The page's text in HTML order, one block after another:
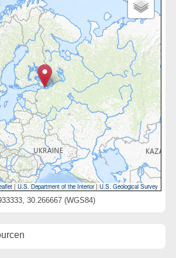
| U.S. Department of the Interior|U.S. Geological Survey
30.266667 (WGS84)